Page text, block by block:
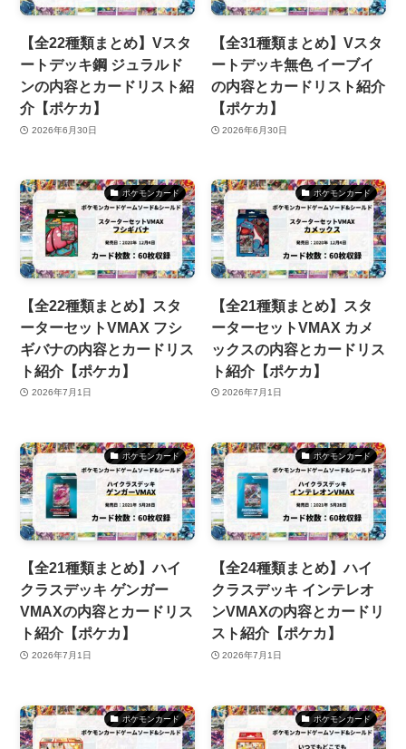
【全22種類まとめ】Vスタ
ートデッキ鋼 ジュラルド
ンの内容とカードリスト紹
介【ポケカ】
2026年6月30日
【全31種類まとめ】Vスタ
ートデッキ無色 イーブイ
の内容とカードリスト紹介
【ポケカ】
2026年6月30日
ポケモンカード
【全22種類まとめ】スタ
ーターセットVMAX フシ
ギバナの内容とカードリス
ト紹介【ポケカ】
2026年7月1日
ポケモンカード
【全21種類まとめ】スタ
ーターセットVMAX カメ
ックスの内容とカードリス
ト紹介【ポケカ】
2026年7月1日
ポケモンカード
【全21種類まとめ】ハイ
クラスデッキ ゲンガー
VMAXの内容とカードリス
ト紹介【ポケカ】
2026年7月1日
ポケモンカード
【全24種類まとめ】ハイ
クラスデッキ インテレオ
ンVMAXの内容とカードリ
スト紹介【ポケカ】
2026年7月1日
ポケモンカード ポケモンカード